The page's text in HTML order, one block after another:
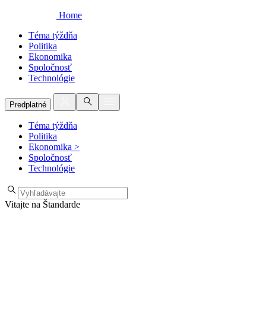
Home
Téma týždňa
Politika
Ekonomika
Spoločnosť
Technológie
Predplatné
Téma týždňa
Politika
Ekonomika >
Spoločnosť
Technológie
Vitajte na Štandarde